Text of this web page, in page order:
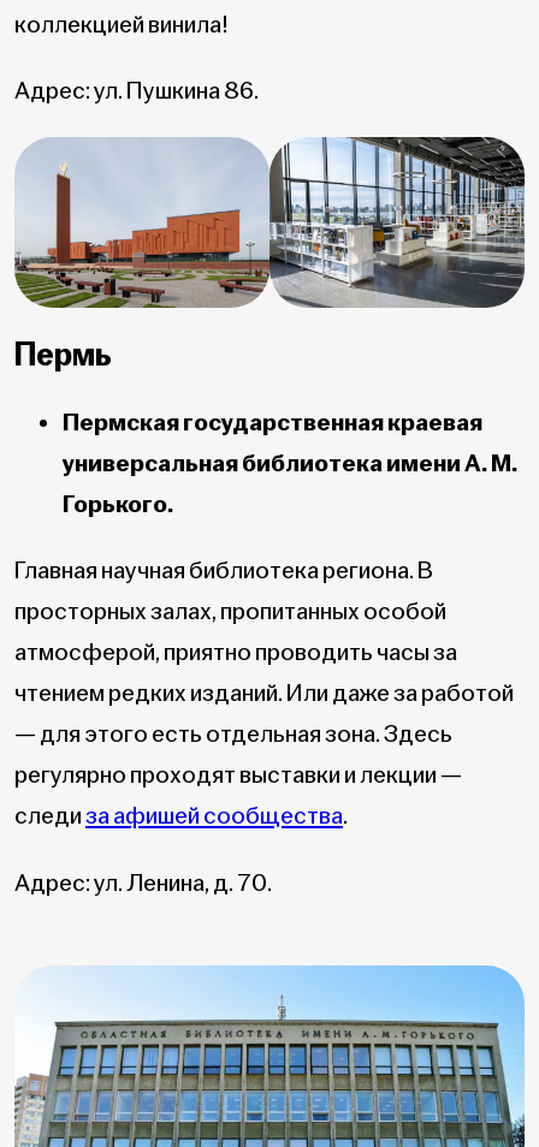
коллекцией винила!
Адрес: ул. Пушкина 86.
Пермь
Пермская государственная краевая
универсальная библиотека имени А. М.
Горького.
Главная научная библиотека региона. В
просторных залах, пропитанных особой
атмосферой, приятно проводить часы за
чтением редких изданий. Или даже за работой
— для этого есть отдельная зона. Здесь
регулярно проходят выставки и лекции —
следиза афишей сообщества.
Адрес: ул. Ленина, д. 70.